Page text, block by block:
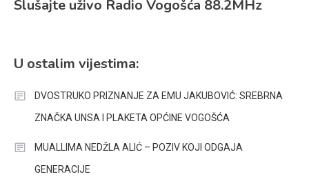
Slušajte uživo Radio Vogošća 88.2MHz
U ostalim vijestima:
DVOSTRUKO PRIZNANJE ZA EMU JAKUBOVIĆ: SREBRNA
ZNAČKA UNSA I PLAKETA OPĆINE VOGOŠĆA
MUALLIMA NEDŽLA ALIĆ – POZIV KOJI ODGAJA
GENERACIJE